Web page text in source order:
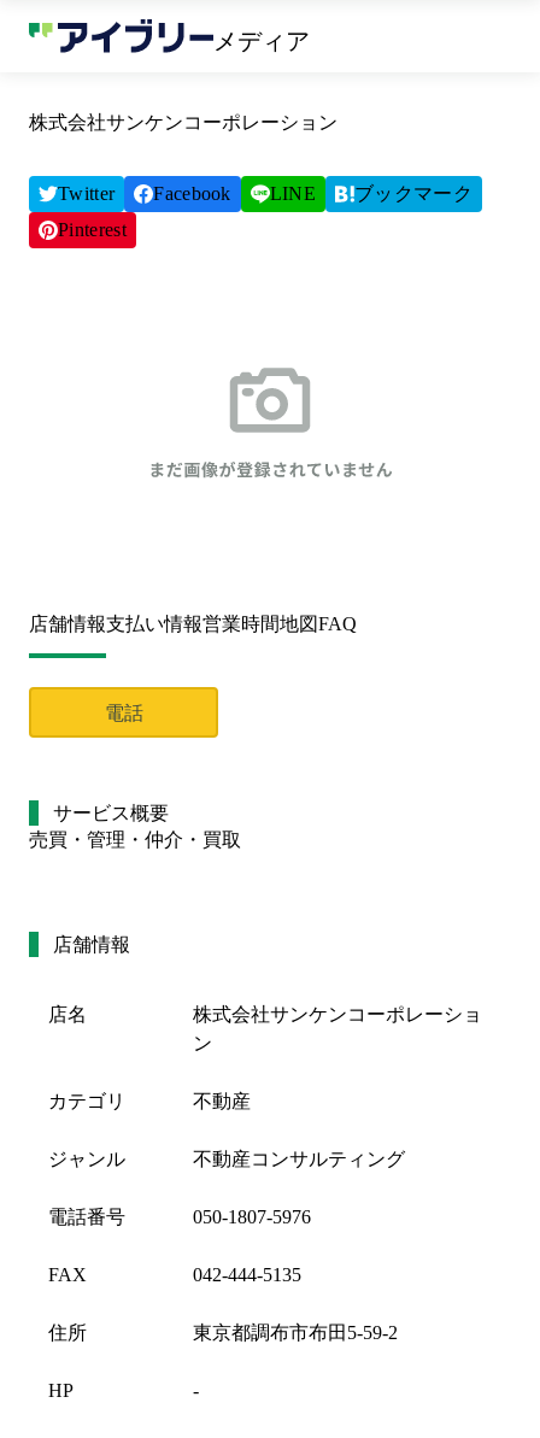
メディア
株式会社サンケンコーポレーション
Twitter Facebook LINE
ブックマーク
Pinterest
店舗情報支払い情報営業時間地図FAQ
電話
サービス概要
売買・管理・仲介・買取
店舗情報
店名
株式会社サンケンコーポレーショ
ン
カテゴリ 不動産
ジャンル 不動産コンサルティング
電話番号 050-1807-5976
FAX 042-444-5135
住所 東京都調布市布田5-59-2
HP -